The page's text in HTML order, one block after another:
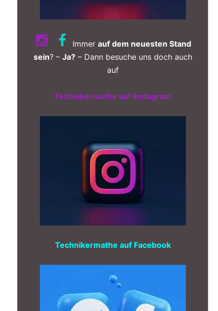
Immer auf dem neuesten Stand
sein? – Ja?– Dann besuche uns doch auch
auf
Technikermathe auf Instagram
Technikermathe auf Facebook